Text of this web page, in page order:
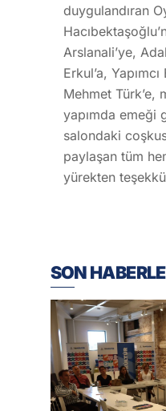
duygulandıran
Arslanali’ye,
Erkul’a,
Mehmet Türk’e,
yapımda emeği
salondaki
paylaşan tüm
yürekten
SON